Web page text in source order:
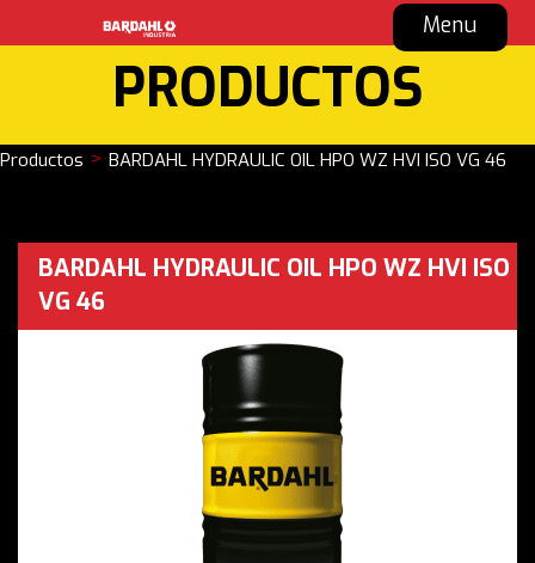
Menu
PRODUCTOS
Productos > BARDAHL HYDRAULIC OIL HPO WZ HVI ISO VG 46
BARDAHL HYDRAULIC OIL HPO WZ HVI ISO
VG 46